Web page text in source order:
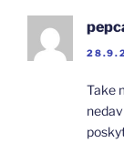
Take